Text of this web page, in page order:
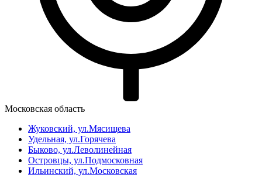
Московская область
Жуковский, ул.Мясищева
Удельная, ул.Горячева
Быково, ул.Леволинейная
Островцы, ул.Подмосковная
Ильинский, ул.Московская